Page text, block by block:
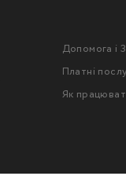
Допомога і
Платні
Як